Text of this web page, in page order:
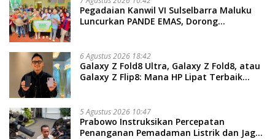
Pegadaian Kanwil VI Sulselbarra Maluku
Luncurkan PANDE EMAS, Dorong
6 Agustus 2026 18:42
Galaxy Z Fold8 Ultra, Galaxy Z Fold8, atau
Galaxy Z Flip8: Mana HP Lipat Terbaik
5 Agustus 2026 10:47
Prabowo Instruksikan Percepatan
Penanganan Pemadaman Listrik dan Jaga